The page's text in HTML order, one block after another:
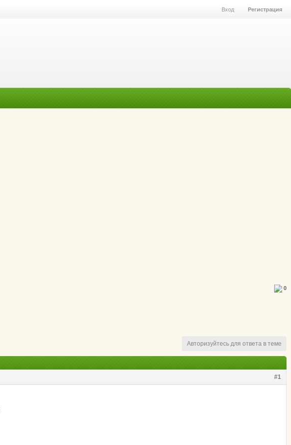
Вход Регистрация
0
Авторизуйтесь для ответа в теме
#1